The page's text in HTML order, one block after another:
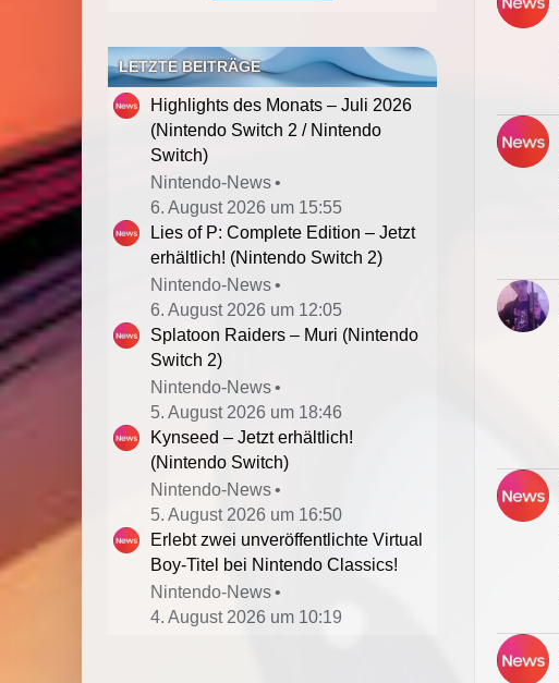
LETZTE BEITRÄGE
Highlights des Monats – Juli 2026
(Nintendo Switch 2 / Nintendo
Switch)
Nintendo-News
6. August 2026 um 15:55
Lies of P: Complete Edition – Jetzt
erhältlich! (Nintendo Switch 2)
Nintendo-News
6. August 2026 um 12:05
Splatoon Raiders – Muri (Nintendo
Switch 2)
Nintendo-News
5. August 2026 um 18:46
Kynseed – Jetzt erhältlich!
(Nintendo Switch)
Nintendo-News
5. August 2026 um 16:50
Erlebt zwei unveröffentlichte Virtual
Boy-Titel bei Nintendo Classics!
Nintendo-News
4. August 2026 um 10:19